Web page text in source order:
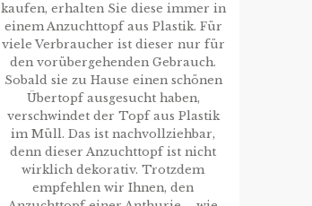
kaufen, erhalten Sie diese immer in
einem Anzuchttopf aus Plastik. Für
viele Verbraucher ist dieser nur für
den vorübergehenden Gebrauch.
Sobald sie zu Hause einen schönen
Übertopf ausgesucht haben,
verschwindet der Topf aus Plastik
im Müll. Das ist nachvollziehbar,
denn dieser Anzuchttopf ist nicht
wirklich dekorativ. Trotzdem
empfehlen wir Ihnen, den